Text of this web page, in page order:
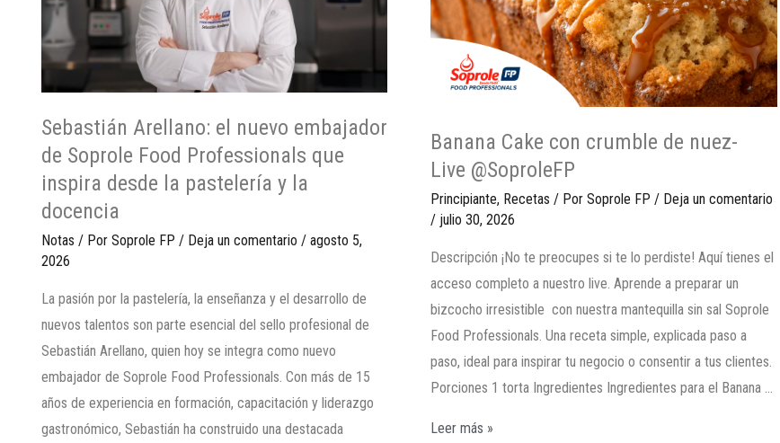
Sebastián Arellano: el nuevo embajador
de Soprole Food Professionals que
inspira desde la pastelería y la
docencia
Notas / Por Soprole FP / Deja un comentario / agosto 5,
2026
La pasión por la pastelería, la enseñanza y el desarrollo de
nuevos talentos son parte esencial del sello profesional de
Sebastián Arellano, quien hoy se integra como nuevo
embajador de Soprole Food Professionals. Con más de 15
años de experiencia en formación, capacitación y liderazgo
gastronómico, Sebastián ha construido una destacada
Banana Cake con crumble de nuez-
Live @SoproleFP
Principiante, Recetas / PorSoprole FP / Deja un comentario
/ julio 30, 2026
Descripción ¡No te preocupes si te lo perdiste! Aquí tienes el
acceso completo a nuestro live. Aprende a preparar un
bizcocho irresistible con nuestra mantequilla sin sal Soprole
Food Professionals. Una receta simple, explicada paso a
paso, ideal para inspirar tu negocio o consentir a tus clientes.
Porciones 1 torta Ingredientes Ingredientes para el Banana …
Leer más »